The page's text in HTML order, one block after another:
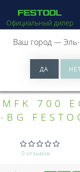
успей купить!
Официальный дилер
Ваш город —
700
BG
0 отзывов